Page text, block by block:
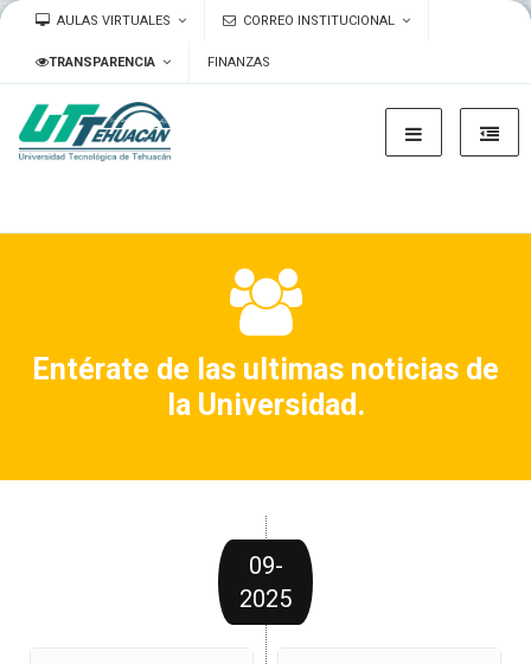
AULAS VIRTUALES CORREO INSTITUCIONAL
TRANSPARENCIA FINANZAS
Entérate de las ultimas noticias de
la Universidad.
09-
2025